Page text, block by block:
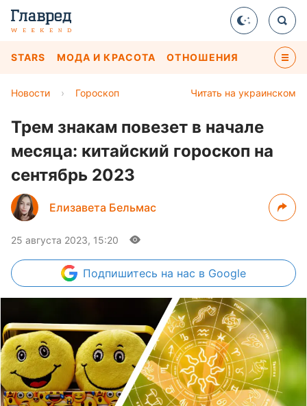
STARS МОДА И КРАСОТА ОТНОШЕНИЯ
Читать на украинском
Новости › Гороскоп
Трем знакам повезет в начале
месяца: китайский гороскоп на
сентябрь 2023
Елизавета Бельмас
25 августа 2023, 15:20
Подпишитесь на нас в Google